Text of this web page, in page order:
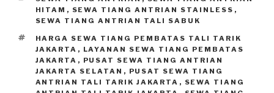
HITAM , SEWA TIANG ANTRIAN STAINLESS ,
SEWA TIANG ANTRIAN TALI SABUK
TAG
HARGA SEWA TIANG PEMBATAS TALI TARIK
JAKARTA , LAYANAN SEWA TIANG PEMBATAS
JAKARTA , PUSAT SEWA TIANG ANTRIAN
JAKARTA SELATAN , PUSAT SEWA TIANG
ANTRIAN TALI TARIK JAKARTA , SEWA TIANG